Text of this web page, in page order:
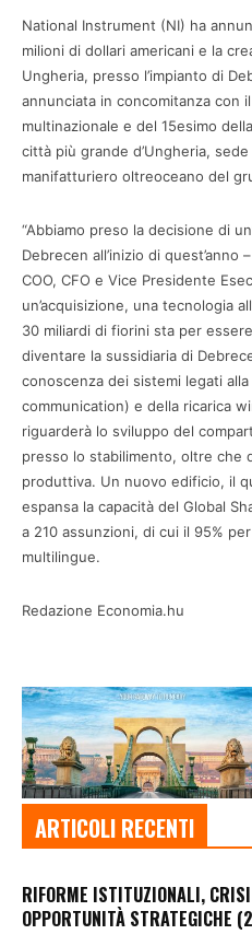
National Instrument (NI) ha
milioni di dollari americani e la
Ungheria, presso l’impianto di
annunciata in concomitanza con
multinazionale e del 15esimo
città più grande d’Ungheria,
manifatturiero oltreoceano del
“Abbiamo preso la decisione di
Debrecen all’inizio di quest’anno
COO, CFO e Vice Presidente
un’acquisizione, una tecnologia
30 miliardi di fiorini sta per
diventare la sussidiaria di
conoscenza dei sistemi legati
communication) e della ricarica
riguarderà lo sviluppo del
presso lo stabilimento, oltre che
produttiva. Un nuovo edificio, il
espansa la capacità del Global
a 210 assunzioni, di cui il 95%
multilingue.
Redazione Economia.hu
ARTICOLI RECENTI
RIFORME ISTITUZIONALI,
OPPORTUNITÀ STRATEGICHE